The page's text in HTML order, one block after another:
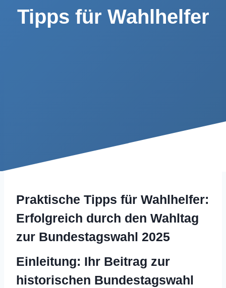
Tipps für Wahlhelfer
Praktische Tipps für Wahlhelfer:
Erfolgreich durch den Wahltag
zur Bundestagswahl 2025
Einleitung: Ihr Beitrag zur
historischen Bundestagswahl